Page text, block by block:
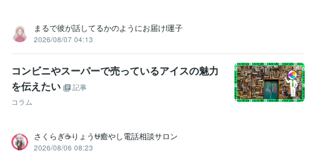
まるで彼が話してるかのようにお届けl運子
2026/08/07 04:13
コンビニやスーパーで売っているアイスの魅力
を伝えたい
記事
コラム
さくらぎ☕りょう⛎癒やし電話相談サロン
2026/08/06 08:23